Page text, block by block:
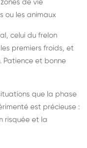
de vie
ou les animaux
celui du frelon
premiers froids, et
Patience et bonne
que la phase
est précieuse :
risquée et la